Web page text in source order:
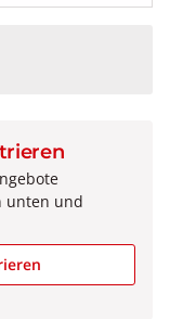
unten und